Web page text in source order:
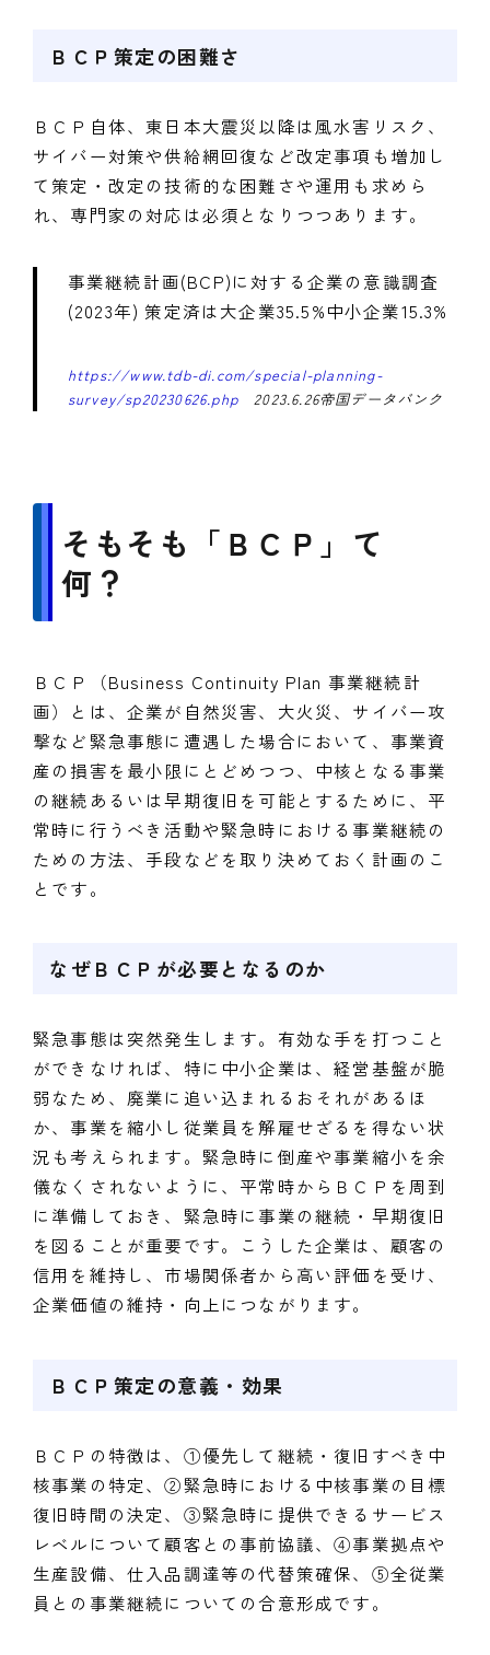
ＢＣＰ策定の困難さ
ＢＣＰ自体、東日本大震災以降は風水害リスク、
サイバー対策や供給網回復など改定事項も増加し
て策定・改定の技術的な困難さや運用も求めら
れ、専門家の対応は必須となりつつあります。
事業継続計画(BCP)に対する企業の意識調査
(2023年) 策定済は大企業35.5%中小企業15.3%
https://www.tdb-di.com/special-planning-
survey/sp20230626.php2023.6.26帝国データバンク
そもそも「ＢＣＰ」て
何？
ＢＣＰ（Business Continuity Plan 事業継続計
画）とは、企業が自然災害、大火災、サイバー攻
撃など緊急事態に遭遇した場合において、事業資
産の損害を最小限にとどめつつ、中核となる事業
の継続あるいは早期復旧を可能とするために、平
常時に行うべき活動や緊急時における事業継続の
ための方法、手段などを取り決めておく計画のこ
とです。
なぜＢＣＰが必要となるのか
緊急事態は突然発生します。有効な手を打つこと
ができなければ、特に中小企業は、経営基盤が脆
弱なため、廃業に追い込まれるおそれがあるほ
か、事業を縮小し従業員を解雇せざるを得ない状
況も考えられます。緊急時に倒産や事業縮小を余
儀なくされないように、平常時からＢＣＰを周到
に準備しておき、緊急時に事業の継続・早期復旧
を図ることが重要です。こうした企業は、顧客の
信用を維持し、市場関係者から高い評価を受け、
企業価値の維持・向上につながります。
ＢＣＰ策定の意義・効果
ＢＣＰの特徴は、①優先して継続・復旧すべき中
核事業の特定、②緊急時における中核事業の目標
復旧時間の決定、③緊急時に提供できるサービス
レベルについて顧客との事前協議、④事業拠点や
生産設備、仕入品調達等の代替策確保、⑤全従業
員との事業継続についての合意形成です。